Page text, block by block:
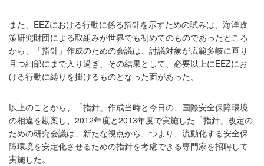
また、EEZにおける行動に係る指針を示すための試みは、海洋政
策研究財団による取組みが世界でも初めてのものであったところ
から、「指針」作成のための会議は、討議対象が広範多岐に亘り
且つ細部にまで入り過ぎ、その結果として、必要以上にEEZにお
ける行動に縛りを掛けるものとなった面があった。
以上のことから、「指針」作成当時と今日の、国際安全保障環境
の相違を勘案し、2012年度と2013年度で実施した「指針」改定の
ための研究会議は、新たな視点から、つまり、流動化する安全保
障環境を安定化させるための指針を考慮できる専門家を招聘して
実施した。